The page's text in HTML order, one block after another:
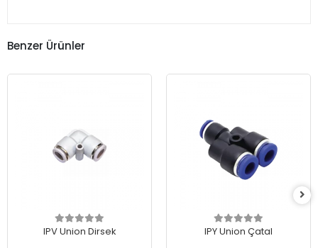
Benzer Ürünler
IPV Union Dirsek IPY Union Çatal